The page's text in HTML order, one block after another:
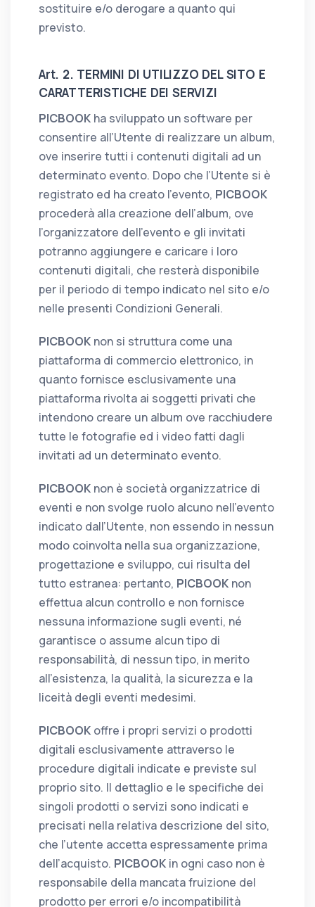
sostituire e/o derogare a quanto qui
previsto.
Art. 2. TERMINI DI UTILIZZO DEL SITO E
CARATTERISTICHE DEI SERVIZI
PICBOOK ha sviluppato un software per
consentire all’Utente di realizzare un album,
ove inserire tutti i contenuti digitali ad un
determinato evento. Dopo che l’Utente si è
registrato ed ha creato l’evento, PICBOOK
procederà alla creazione dell’album, ove
l’organizzatore dell’evento e gli invitati
potranno aggiungere e caricare i loro
contenuti digitali, che resterà disponibile
per il periodo di tempo indicato nel sito e/o
nelle presenti Condizioni Generali.
PICBOOK non si struttura come una
piattaforma di commercio elettronico, in
quanto fornisce esclusivamente una
piattaforma rivolta ai soggetti privati che
intendono creare un album ove racchiudere
tutte le fotografie ed i video fatti dagli
invitati ad un determinato evento.
PICBOOK non è società organizzatrice di
eventi e non svolge ruolo alcuno nell’evento
indicato dall’Utente, non essendo in nessun
modo coinvolta nella sua organizzazione,
progettazione e sviluppo, cui risulta del
tutto estranea: pertanto, PICBOOK non
effettua alcun controllo e non fornisce
nessuna informazione sugli eventi, né
garantisce o assume alcun tipo di
responsabilità, di nessun tipo, in merito
all'esistenza, la qualità, la sicurezza e la
liceità degli eventi medesimi.
PICBOOK offre i propri servizi o prodotti
digitali esclusivamente attraverso le
procedure digitali indicate e previste sul
proprio sito. Il dettaglio e le specifiche dei
singoli prodotti o servizi sono indicati e
precisati nella relativa descrizione del sito,
che l’utente accetta espressamente prima
dell’acquisto. PICBOOK in ogni caso non è
responsabile della mancata fruizione del
prodotto per errori e/o incompatibilità